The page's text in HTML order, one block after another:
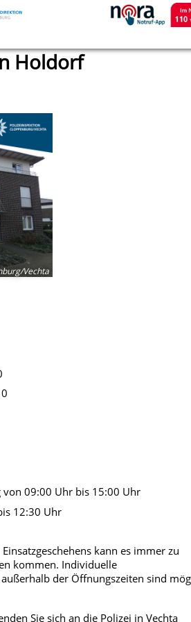
Holdorf
Vechta
von 09:00 Uhr bis 15:00 Uhr
12:30 Uhr
kann es immer zu
kommen. Individuelle
der Öffnungszeiten sind
Sie sich an die Polizei in Vechta